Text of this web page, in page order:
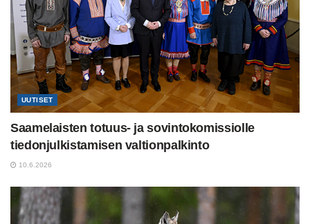
UUTISET
Saamelaisten totuus- ja sovintokomissiolle
tiedonjulkistamisen valtionpalkinto
10.6.2026